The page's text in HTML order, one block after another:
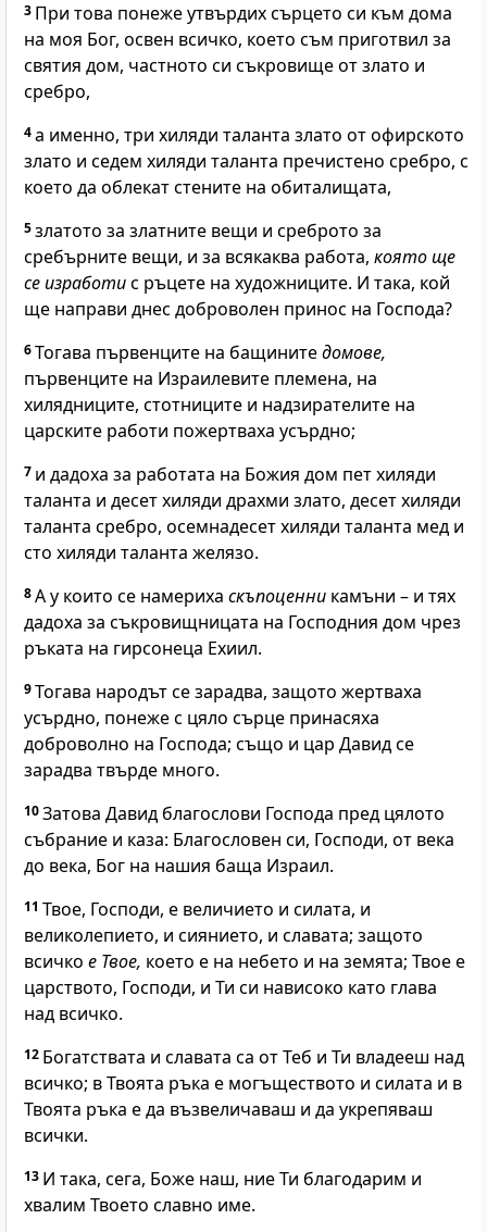
3 При това понеже утвърдих сърцето си към дома
на моя Бог, освен всичко, което съм приготвил за
святия дом, частното си съкровище от злато и
сребро,
4а именно, три хиляди таланта злато от офирското
злато и седем хиляди таланта пречистено сребро, с
което да облекат стените на обиталищата,
5златото за златните вещи и среброто за
сребърните вещи, и за всякаква работа, която ще
се изработис ръцете на художниците. И така, кой
ще направи днес доброволен принос на Господа?
6Тогава първенците на бащинитедомове,
първенците на Израилевите племена, на
хилядниците, стотниците и надзирателите на
царските работи пожертваха усърдно;
7 и дадоха за работата на Божия дом пет хиляди
таланта и десет хиляди драхми злато, десет хиляди
таланта сребро, осемнадесет хиляди таланта мед и
сто хиляди таланта желязо.
8А у които се намериха скъпоценни камъни – и тях
дадоха за съкровищницата на Господния дом чрез
ръката на гирсонеца Ехиил.
9Тогава народът се зарадва, защото жертваха
усърдно, понеже с цяло сърце принасяха
доброволно на Господа; също и цар Давид се
зарадва твърде много.
10Затова Давид благослови Господа пред цялото
събрание и каза: Благословен си, Господи, от века
до века, Бог на нашия баща Израил.
11 Твое, Господи, е величието и силата, и
великолепието, и сиянието, и славата; защото
всичко е Твое, което е на небето и на земята; Твое е
царството, Господи, и Ти си нависоко като глава
над всичко.
12 Богатствата и славата са от Теб и Ти владееш над
всичко; в Твоята ръка е могъществото и силата и в
Твоята ръка е да възвеличаваш и да укрепяваш
всички.
13 И така, сега, Боже наш, ние Ти благодарим и
хвалим Твоето славно име.